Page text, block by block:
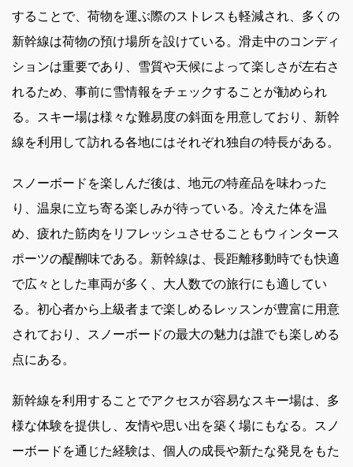
することで、荷物を運ぶ際のストレスも軽減され、多くの
新幹線は荷物の預け場所を設けている。滑走中のコンディ
ションは重要であり、雪質や天候によって楽しさが左右さ
れるため、事前に雪情報をチェックすることが勧められ
る。スキー場は様々な難易度の斜面を用意しており、新幹
線を利用して訪れる各地にはそれぞれ独自の特長がある。
スノーボードを楽しんだ後は、地元の特産品を味わった
り、温泉に立ち寄る楽しみが待っている。冷えた体を温
め、疲れた筋肉をリフレッシュさせることもウィンタース
ポーツの醍醐味である。新幹線は、長距離移動時でも快適
で広々とした車両が多く、大人数での旅行にも適してい
る。初心者から上級者まで楽しめるレッスンが豊富に用意
されており、スノーボードの最大の魅力は誰でも楽しめる
点にある。
新幹線を利用することでアクセスが容易なスキー場は、多
様な体験を提供し、友情や思い出を築く場にもなる。スノ
ーボードを通じた経験は、個人の成長や新たな発見をもた